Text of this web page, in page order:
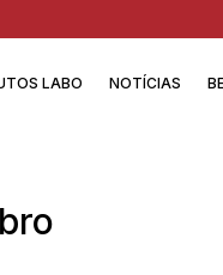
LABO NOTÍCIAS